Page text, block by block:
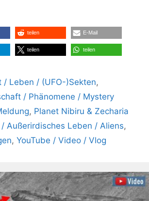
teilen E-Mail
teilen teilen
/ Leben / (UFO-)Sekten,
/ Phänomene / Mystery
, Planet Nibiru & Zecharia
/ Außerirdisches Leben / Aliens,
, YouTube / Video / Vlog